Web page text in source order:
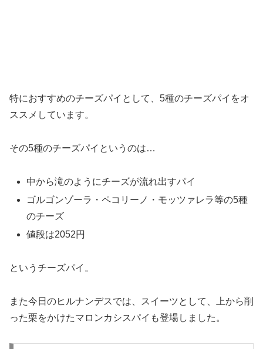
特におすすめのチーズパイとして、5種のチーズパイをオ
ススメしています。
その5種のチーズパイというのは…
中から滝のようにチーズが流れ出すパイ
ゴルゴンゾーラ・ペコリーノ・モッツァレラ等の5種
のチーズ
値段は2052円
というチーズパイ。
また今日のヒルナンデスでは、スイーツとして、上から削
った栗をかけたマロンカシスパイも登場しました。